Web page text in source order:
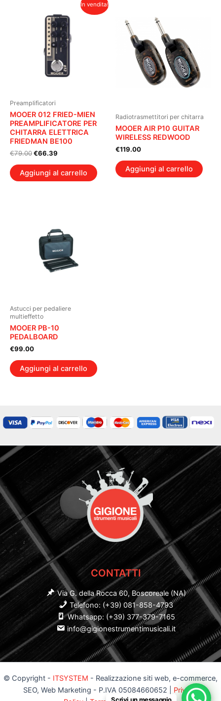
In vendita!
Preamplificatori
MOOER 012 FRIED-MIEN
PREAMPLIFICATORE PER
CHITARRA ELETTRICA
FRIEDMAN BE100
€79.00Il
originale
era:
€66.39
attuale
è:
Aggiungi al carrello
Radiotrasmettitori per chitarra
MOOER AIR P10 GUITAR
WIRELESS REDWOOD
€119.00
Aggiungi al carrello
Astucci per pedaliere
multieffetto
MOOER PB-10
PEDALBOARD
€99.00
Aggiungi al carrello
CONTATTI
Via G. della Rocca 60, Boscoreale (NA)
Telefono: (+39) 081-858-4793
Whatsapp: (+39) 377-379-7165
info@gigionestrumentimusicali.it
© Copyright - ITSYSTEM - Realizzazione siti web, e-commerce,
SEO, Web Marketing - P.IVA 05084660652 | Privacy